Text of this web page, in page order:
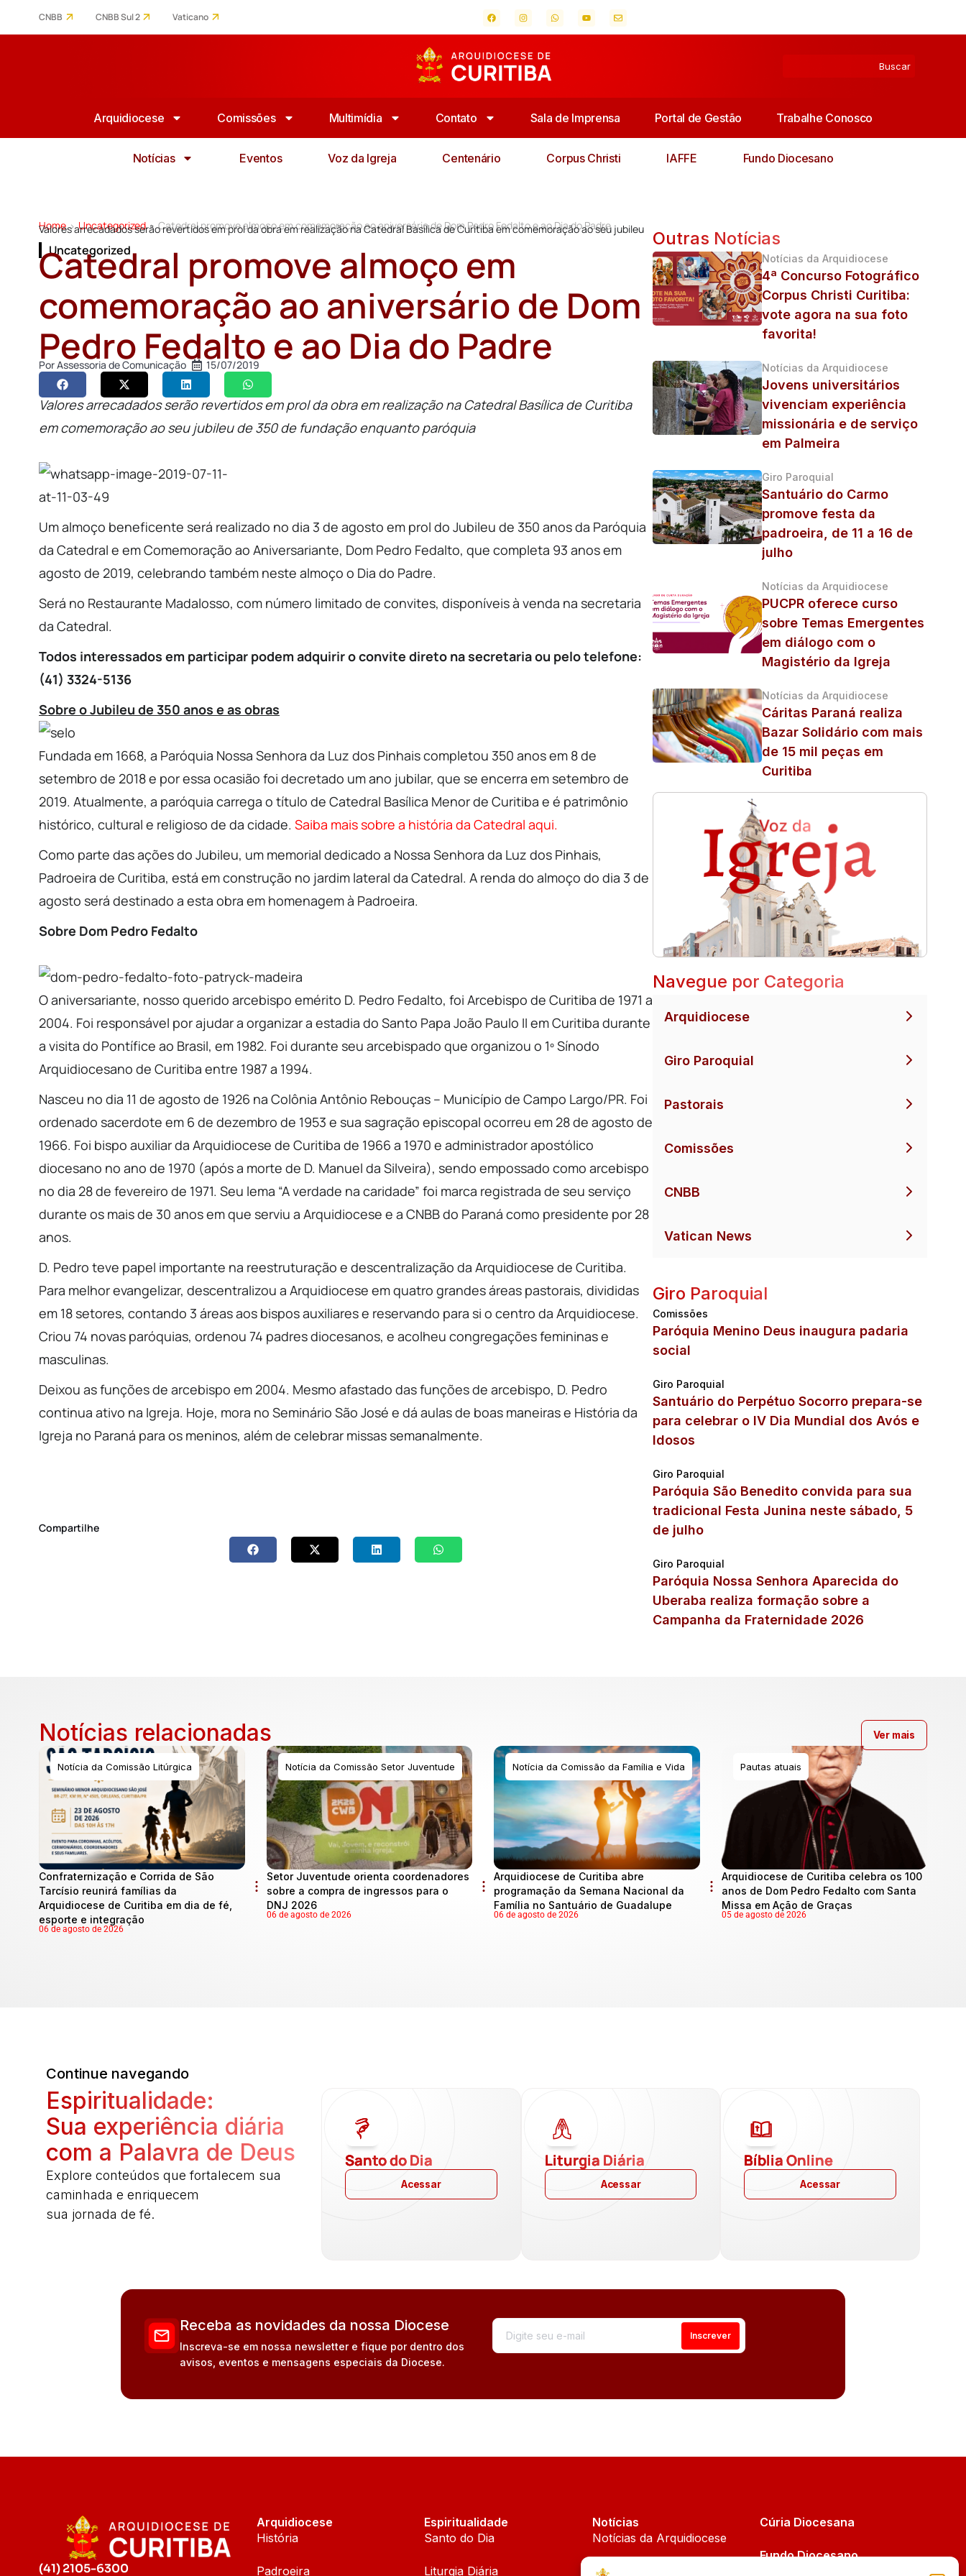
CNBB CNBB Sul 2 Vaticano
Arquidiocese Comissões Multimídia Contato Sala de Imprensa Portal de Gestão Trabalhe Conosco
Notícias Eventos Voz da Igreja Centenário Corpus Christi IAFFE Fundo Diocesano
Home > Uncategorized > Catedral promove almoço em comemoração ao aniversário de Dom Pedro Fedalto e ao Dia do Padre
Valores arrecadados serão revertidos em prol da obra em realização na Catedral Basílica de Curitiba em comemoração ao seu jubileu
Uncategorized
Catedral promove almoço em
comemoração ao aniversário de Dom
Pedro Fedalto e ao Dia do Padre
PorAssessoria de Comunicação 15/07/2019
Valores arrecadados serão revertidos em prol da obra em realização na Catedral Basílica de Curitiba
em comemoração ao seu jubileu de 350 de fundação enquanto paróquia
Um almoço beneficente será realizado no dia 3 de agosto em prol do Jubileu de 350 anos da Paróquia
da Catedral e em Comemoração ao Aniversariante, Dom Pedro Fedalto, que completa 93 anos em
agosto de 2019, celebrando também neste almoço o Dia do Padre.
Será no Restaurante Madalosso, com número limitado de convites, disponíveis à venda na secretaria
da Catedral.
Todos interessados em participar podem adquirir o convite direto na secretaria ou pelo telefone:
(41) 3324-5136
Sobre o Jubileu de 350 anos e as obras
Fundada em 1668, a Paróquia Nossa Senhora da Luz dos Pinhais completou 350 anos em 8 de
setembro de 2018 e por essa ocasião foi decretado um ano jubilar, que se encerra em setembro de
2019. Atualmente, a paróquia carrega o título de Catedral Basílica Menor de Curitiba e é patrimônio
histórico, cultural e religioso de da cidade. Saiba mais sobre a história da Catedral aqui.
Como parte das ações do Jubileu, um memorial dedicado a Nossa Senhora da Luz dos Pinhais,
Padroeira de Curitiba, está em construção no jardim lateral da Catedral. A renda do almoço do dia 3 de
agosto será destinado a esta obra em homenagem à Padroeira.
Sobre Dom Pedro Fedalto
O aniversariante, nosso querido arcebispo emérito D. Pedro Fedalto, foi Arcebispo de Curitiba de 1971 a
2004. Foi responsável por ajudar a organizar a estadia do Santo Papa João Paulo II em Curitiba durante
a visita do Pontífice ao Brasil, em 1982. Foi durante seu arcebispado que organizou o 1º Sínodo
Arquidiocesano de Curitiba entre 1987 a 1994.
Nasceu no dia 11 de agosto de 1926 na Colônia Antônio Rebouças – Município de Campo Largo/PR. Foi
ordenado sacerdote em 6 de dezembro de 1953 e sua sagração episcopal ocorreu em 28 de agosto de
1966. Foi bispo auxiliar da Arquidiocese de Curitiba de 1966 a 1970 e administrador apostólico
diocesano no ano de 1970 (após a morte de D. Manuel da Silveira), sendo empossado como arcebispo
no dia 28 de fevereiro de 1971. Seu lema “A verdade na caridade” foi marca registrada de seu serviço
durante os mais de 30 anos em que serviu a Arquidiocese e a CNBB do Paraná como presidente por 28
anos.
D. Pedro teve papel importante na reestruturação e descentralização da Arquidiocese de Curitiba.
Para melhor evangelizar, descentralizou a Arquidiocese em quatro grandes áreas pastorais, divididas
em 18 setores, contando 3 áreas aos bispos auxiliares e reservando para si o centro da Arquidiocese.
Criou 74 novas paróquias, ordenou 74 padres diocesanos, e acolheu congregações femininas e
masculinas.
Deixou as funções de arcebispo em 2004. Mesmo afastado das funções de arcebispo, D. Pedro
continua ativo na Igreja. Hoje, mora no Seminário São José e dá aulas de boas maneiras e História da
Igreja no Paraná para os meninos, além de celebrar missas semanalmente.
Compartilhe
Outras Notícias
Notícias da Arquidiocese
4ª Concurso Fotográfico
Corpus Christi Curitiba:
vote agora na sua foto
favorita!
Notícias da Arquidiocese
Jovens universitários
vivenciam experiência
missionária e de serviço
em Palmeira
Giro Paroquial
Santuário do Carmo
promove festa da
padroeira, de 11 a 16 de
julho
Notícias da Arquidiocese
PUCPR oferece curso
sobre Temas Emergentes
em diálogo com o
Magistério da Igreja
Notícias da Arquidiocese
Cáritas Paraná realiza
Bazar Solidário com mais
de 15 mil peças em
Curitiba
Navegue por Categoria
Arquidiocese
Giro Paroquial
Pastorais
Comissões
CNBB
Vatican News
Giro Paroquial
Comissões
Paróquia Menino Deus inaugura padaria
social
Giro Paroquial
Santuário do Perpétuo Socorro prepara-se
para celebrar o IV Dia Mundial dos Avós e
Idosos
Giro Paroquial
Paróquia São Benedito convida para sua
tradicional Festa Junina neste sábado, 5
de julho
Giro Paroquial
Paróquia Nossa Senhora Aparecida do
Uberaba realiza formação sobre a
Campanha da Fraternidade 2026
Notícias relacionadas
Notícia da Comissão Litúrgica
Confraternização e Corrida de São
Tarcísio reunirá famílias da
Arquidiocese de Curitiba em dia de fé,
esporte e integração
06 de agosto de 2026
Notícia da Comissão Setor Juventude
Setor Juventude orienta coordenadores
sobre a compra de ingressos para o
DNJ 2026
06 de agosto de 2026
Notícia da Comissão da Família e Vida
Arquidiocese de Curitiba abre
programação da Semana Nacional da
Família no Santuário de Guadalupe
06 de agosto de 2026
Pautas atuais
Arquidiocese de Curitiba celebra os 100
anos de Dom Pedro Fedalto com Santa
Missa em Ação de Graças
05 de agosto de 2026
Ver mais
Continue navegando
Espiritualidade:
Sua experiência diária
com a Palavra de Deus
Explore conteúdos que fortalecem sua
caminhada e enriquecem
sua jornada de fé.
Santo do Dia
Acessar
Liturgia Diária
Acessar
Bíblia Online
Acessar
Receba as novidades da nossa Diocese
Inscreva-se em nossa newsletter e fique por dentro dos
avisos, eventos e mensagens especiais da Diocese.
(41) 2105-6300
Arquidiocese
História
Padroeira
Espiritualidade
Santo do Dia
Liturgia Diária
Notícias
Notícias da Arquidiocese
Notícias Cáritas
Cúria Diocesana
Fundo Diocesano